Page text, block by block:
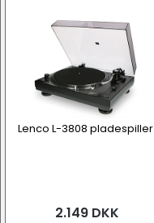
Lenco L-3808 pladespiller
2.149 DKK